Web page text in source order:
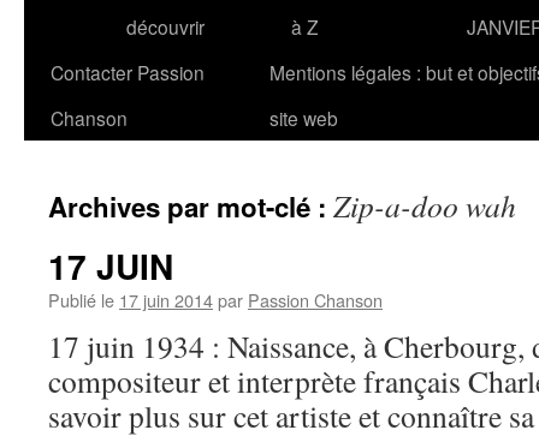
découvrir
à Z
Contacter Passion
Chanson
Mentions légales : but et
site web
Archives par mot-clé : Zip-a-doo wah
17 JUIN
Publié le 17 juin 2014par Passion Chanson
17 juin 1934 : Naissance, à Cherbourg,
compositeur et interprète français
savoir plus sur cet artiste et connaître